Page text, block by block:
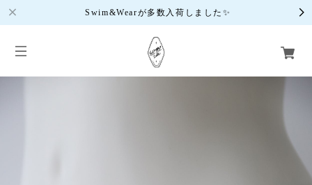
Swim&Wearが多数入荷しました✨